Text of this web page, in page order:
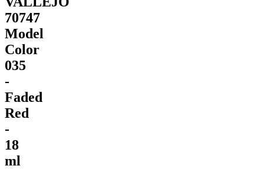
70747
Model
Color
035
-
Faded
Red
-
18
ml